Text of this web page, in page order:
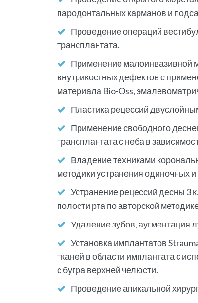
пародонтальных карманов и
Проведение операций
трансплантата.
Применение малоинвазивной
внутрикостных дефектов с
материала Bio-Oss,
Пластика рецессий
Применение свободного
трансплантата с неба в
Владение техниками
методики устранения одиночных
Устранение рецессий десны 3
полости рта по авторской
Удаление зубов, аугментация
Установка имплантатов
тканей в области имплантата с
с бугра верхней челюсти.
Проведение апикальной